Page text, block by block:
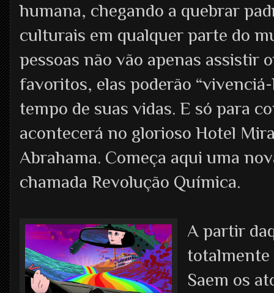
humana, chegando a quebrar
culturais em qualquer parte do
pessoas não vão apenas assistir
favoritos, elas poderão
tempo de suas vidas. E só para
acontecerá no glorioso Hotel
Abrahama. Começa aqui uma
chamada Revolução Química.
A partir
totalmente
Saem os